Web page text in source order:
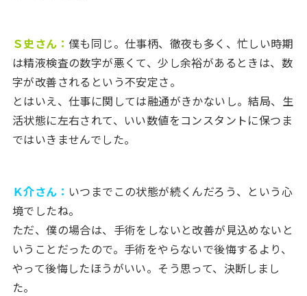
Ｓ史さん： 僕も同じ。仕事柄、徹夜も多く、忙しい時期
は精液検査の数字が悪くて、少し余裕があるときは、数
字が改善されるという不安定さ。
とはいえ、仕事に関しては融通がきかないし。結局、生
活状態に左右されて、いい数値をコンスタントに保つま
ではいきませんでした。
Ｋ介さん： いつまでこの状態が続くんだろう、という心
境でしたね。
ただ、僕の場合は、手術をしないと改善が見込めないと
いうことだったので。手術をやらないで後悔するより、
やって後悔したほうがいい。そう思って、決断しまし
た。